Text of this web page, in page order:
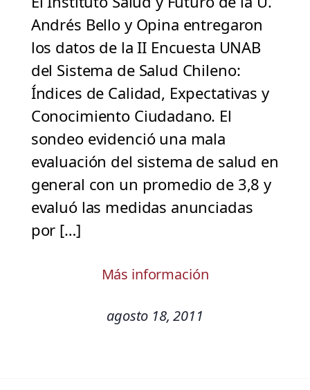
Andrés Bello y Opina entregaron
los datos de la II Encuesta UNAB
del Sistema de Salud Chileno:
Índices de Calidad, Expectativas y
Conocimiento Ciudadano. El
sondeo evidenció una mala
evaluación del sistema de salud en
general con un promedio de 3,8 y
evaluó las medidas anunciadas
por […]
Más información
agosto 18, 2011